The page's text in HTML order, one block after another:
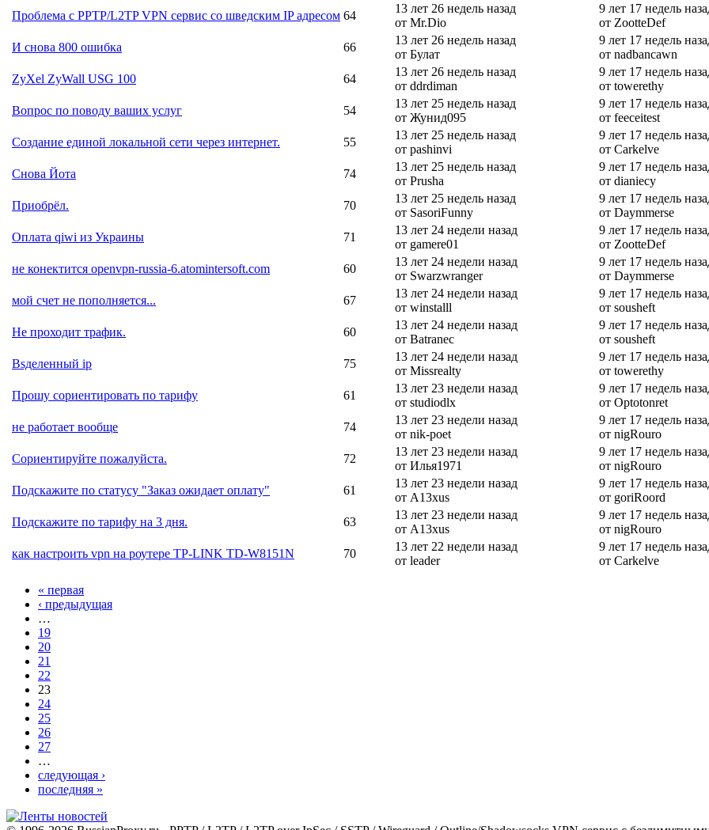
Проблема с PPTP/L2TP VPN сервис со шведским IP адресом 64
13 лет 26 недель назад
от Mr.Dio
9 лет 17 недель
от ZootteDef
И снова 800 ошибка
66
13 лет 26 недель назад
от Булат
9 лет 17 недель
от nadbancawn
ZyXel ZyWall USG 100
64
13 лет 26 недель назад
от ddrdiman
9 лет 17 недель
от towerethy
Вопрос по поводу ваших услуг
54
13 лет 25 недель назад
от Жунид095
9 лет 17 недель
от feeceitest
Создание единой локальной сети через интернет.
55
13 лет 25 недель назад
от pashinvi
9 лет 17 недель
от Carkelve
Снова Йота
74
13 лет 25 недель назад
от Prusha
9 лет 17 недель
от dianiecy
Приобрёл.
70
13 лет 25 недель назад
от SasoriFunny
9 лет 17 недель
от Daymmerse
Оплата qiwi из Украины
71
13 лет 24 недели назад
от gamere01
9 лет 17 недель
от ZootteDef
не конектится openvpn-russia-6.atomintersoft.com
60
13 лет 24 недели назад
от Swarzwranger
9 лет 17 недель
от Daymmerse
мой счет не пополняется...
67
13 лет 24 недели назад
от winstalll
9 лет 17 недель
от sousheft
Не проходит трафик.
60
13 лет 24 недели назад
от Batranec
9 лет 17 недель
от sousheft
Вsделенный ip
75
13 лет 24 недели назад
от Missrealty
9 лет 17 недель
от towerethy
Прошу сориентировать по тарифу
61
13 лет 23 недели назад
от studiodlx
9 лет 17 недель
от Optotonret
не работает вообще
74
13 лет 23 недели назад
от nik-poet
9 лет 17 недель
от nigRouro
Сориентируйте пожалуйста.
72
13 лет 23 недели назад
от Илья1971
9 лет 17 недель
от nigRouro
Подскажите по статусу "Заказ ожидает оплату"
61
13 лет 23 недели назад
от A13xus
9 лет 17 недель
от goriRoord
Подскажите по тарифу на 3 дня.
63
13 лет 23 недели назад
от A13xus
9 лет 17 недель
от nigRouro
как настроить vpn на роутере TP-LINK TD-W8151N
70
13 лет 22 недели назад
от leader
9 лет 17 недель
от Carkelve
« первая
‹ предыдущая
…
19
20
21
22
23
24
25
26
27
…
следующая ›
последняя »